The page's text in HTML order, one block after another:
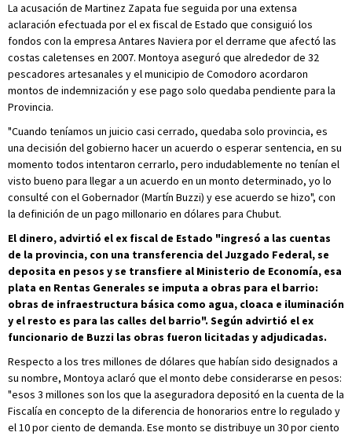
La acusación de Martinez Zapata fue seguida por una extensa
aclaración efectuada por el ex fiscal de Estado que consiguió los
fondos con la empresa Antares Naviera por el derrame que afectó las
costas caletenses en 2007. Montoya aseguró que alrededor de 32
pescadores artesanales y el municipio de Comodoro acordaron
montos de indemnización y ese pago solo quedaba pendiente para la
Provincia.
"Cuando teníamos un juicio casi cerrado, quedaba solo provincia, es
una decisión del gobierno hacer un acuerdo o esperar sentencia, en su
momento todos intentaron cerrarlo, pero indudablemente no tenían el
visto bueno para llegar a un acuerdo en un monto determinado, yo lo
consulté con el Gobernador (Martín Buzzi) y ese acuerdo se hizo", con
la definición de un pago millonario en dólares para Chubut.
El dinero, advirtió el ex fiscal de Estado "ingresó a las cuentas
de la provincia, con una transferencia del Juzgado Federal, se
deposita en pesos y se transfiere al Ministerio de Economía, esa
plata en Rentas Generales se imputa a obras para el barrio:
obras de infraestructura básica como agua, cloaca e iluminación
y el resto es para las calles del barrio". Según advirtió el ex
funcionario de Buzzi las obras fueron licitadas y adjudicadas.
Respecto a los tres millones de dólares que habían sido designados a
su nombre, Montoya aclaró que el monto debe considerarse en pesos:
"esos 3 millones son los que la aseguradora depositó en la cuenta de la
Fiscalía en concepto de la diferencia de honorarios entre lo regulado y
el 10 por ciento de demanda. Ese monto se distribuye un 30 por ciento